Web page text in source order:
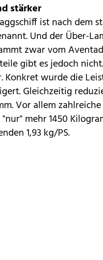
stärker
ist nach dem
Und der Über-
zwar vom
gibt es jedoch
Konkret wurde die
Gleichzeitig
Vor allem
mehr 1450
1,93 kg/PS.